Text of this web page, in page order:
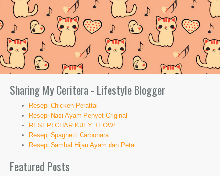
Sharing My Ceritera - Lifestyle Blogger
Resepi Chicken Perattal
Resepi Nasi Ayam Penyet Original
RESEPI CHAR KUEY TEOW!
Resepi Spaghetti Carbonara
Resepi Sambal Hijau Ayam dan Petai
Featured Posts